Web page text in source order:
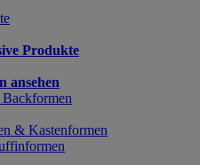
Produkte
ansehen
& Kastenformen